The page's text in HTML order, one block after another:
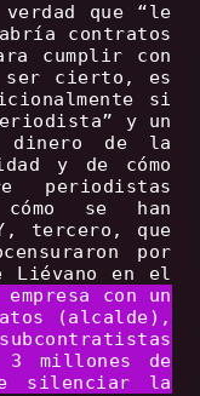
que “le
contratos
cumplir con
ser cierto, es
si
y un
de la
y de cómo
periodistas
cómo se han
tercero, que
por
Liévano en el
con un
(alcalde),
3 millones de
silenciar la